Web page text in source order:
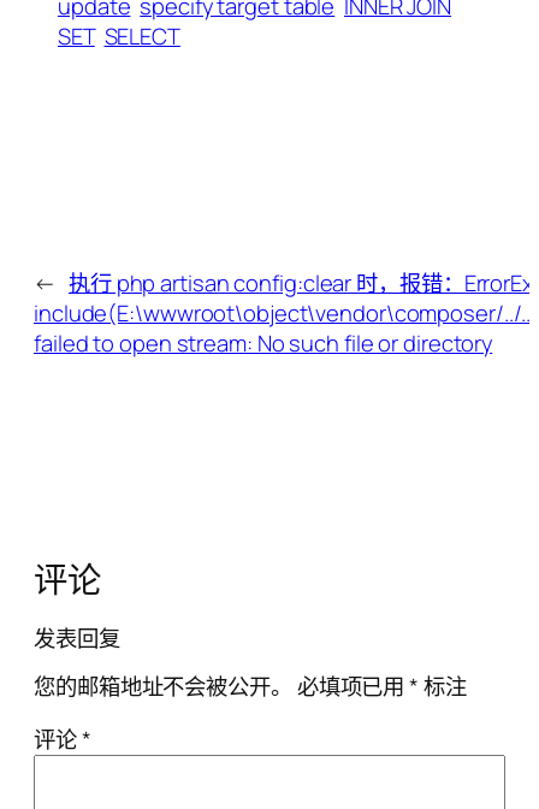
SET SELECT
← 执行 php artisan config:clear 时，报错：
include(E:\wwwroot\object\vendor\composer/../
failed to open stream: No such file or directory
评论
发表回复
您的邮箱地址不会被公开。 必填项已用*标注
评论*